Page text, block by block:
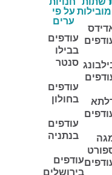
מובילות על פי
ערים
עודפים
בבילו
סנטר
עודפים
בחולון
עודפים
בנתניה
עודפים
בירושלים